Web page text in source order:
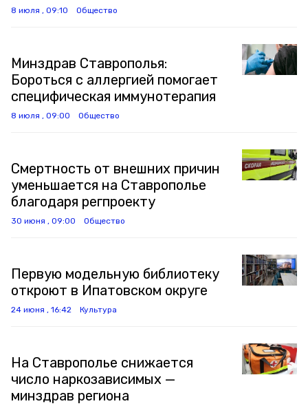
8 июля , 09:10 Общество
Минздрав Ставрополья:
Бороться с аллергией помогает
специфическая иммунотерапия
8 июля , 09:00 Общество
Смертность от внешних причин
уменьшается на Ставрополье
благодаря регпроекту
30 июня , 09:00 Общество
Первую модельную библиотеку
откроют в Ипатовском округе
24 июня , 16:42 Культура
На Ставрополье снижается
число наркозависимых —
минздрав региона